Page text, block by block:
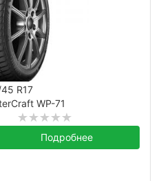
R17
WP-71
Подробнее